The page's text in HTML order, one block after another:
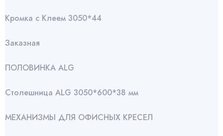
Кромка с Клеем 3050*44
Заказная
ПОЛОВИНКА ALG
Столешница ALG 3050*600*38 мм
МЕХАНИЗМЫ ДЛЯ ОФИСНЫХ КРЕСЕЛ